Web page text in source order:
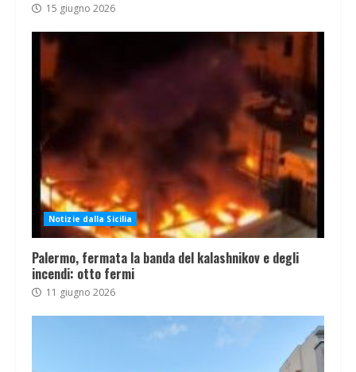
15 giugno 2026
Notizie dalla Sicilia
Palermo, fermata la banda del kalashnikov e degli
incendi: otto fermi
11 giugno 2026